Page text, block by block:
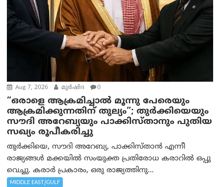
Aug 7, 2026 മുര്‍ഷിദ 0
“ഒരാളെ ആക്രമിച്ചാല്‍ മൂന്നു പേരെയും
ആക്രമിക്കുന്നതിന് തുല്യം”; തുർക്കിയെയും
സൗദി അറേബ്യയും പാക്കിസ്താനും പുതിയ
സഖ്യം രൂപീകരിച്ചു
തുർക്കിയെ, സൗദി അറേബ്യ, പാക്കിസ്താന്‍ എന്നീ
രാജ്യങ്ങൾ മക്കയിൽ സംയുക്ത പ്രതിരോധ കരാറിൽ ഒപ്പു
വെച്ചു. കരാർ പ്രകാരം, ഒരു രാജ്യത്തിനു...
MIDDLE EAST/GULF